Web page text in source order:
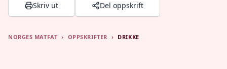
Skriv ut Del oppskrift
NORGES MATFAT › OPPSKRIFTER › DRIKKE